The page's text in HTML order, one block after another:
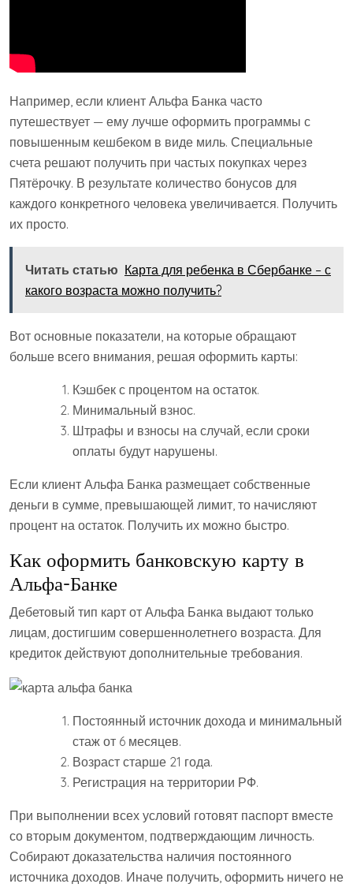
Например, если клиент Альфа Банка часто
путешествует — ему лучше оформить программы с
повышенным кешбеком в виде миль. Специальные
счета решают получить при частых покупках через
Пятёрочку. В результате количество бонусов для
каждого конкретного человека увеличивается. Получить
их просто.
Читать статью Карта для ребенка в Сбербанке – с
какого возраста можно получить?
Вот основные показатели, на которые обращают
больше всего внимания, решая оформить карты:
Кэшбек с процентом на остаток.
Минимальный взнос.
Штрафы и взносы на случай, если сроки
оплаты будут нарушены.
Если клиент Альфа Банка размещает собственные
деньги в сумме, превышающей лимит, то начисляют
процент на остаток. Получить их можно быстро.
Как оформить банковскую карту в
Альфа-Банке
Дебетовый тип карт от Альфа Банка выдают только
лицам, достигшим совершеннолетнего возраста. Для
кредиток действуют дополнительные требования.
Постоянный источник дохода и минимальный
стаж от 6 месяцев.
Возраст старше 21 года.
Регистрация на территории РФ.
При выполнении всех условий готовят паспорт вместе
со вторым документом, подтверждающим личность.
Собирают доказательства наличия постоянного
источника доходов. Иначе получить, оформить ничего не